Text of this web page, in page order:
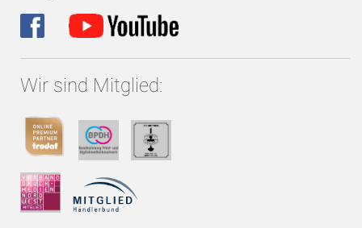
Wir sind Mitglied: